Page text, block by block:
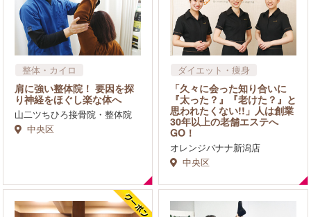
整体・カイロ
肩に強い整体院！ 要因を探
り神経をほぐし楽な体へ
山二ツちひろ接骨院・整体院
中央区
ダイエット・痩身
リラクゼーション・マッサ
ージ
フェイシャル
「久々に会った知り合いに
『太った？』『老けた？』と
思われたくない!!」人は創業
30年以上の老舗エステへ
GO！
オレンジバナナ新潟店
中央区